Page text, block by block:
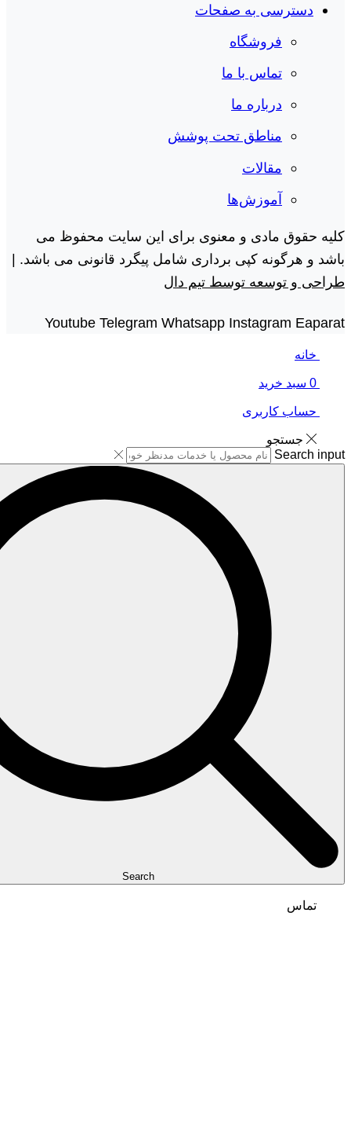
دسترسی به صفحات
فروشگاه
تماس با ما
درباره ما
مناطق تحت پوشش
مقالات
آموزش‌ها
کلیه حقوق مادی و معنوی برای این سایت محفوظ می
باشد و هرگونه کپی برداری شامل پیگرد قانونی می باشد. |
طراحی و توسعه توسط تیم دال
Youtube Telegram Whatsapp Instagram Eaparat
خانه
0 سبد خرید
حساب کاربری
جستجو
Search input
Search
تماس